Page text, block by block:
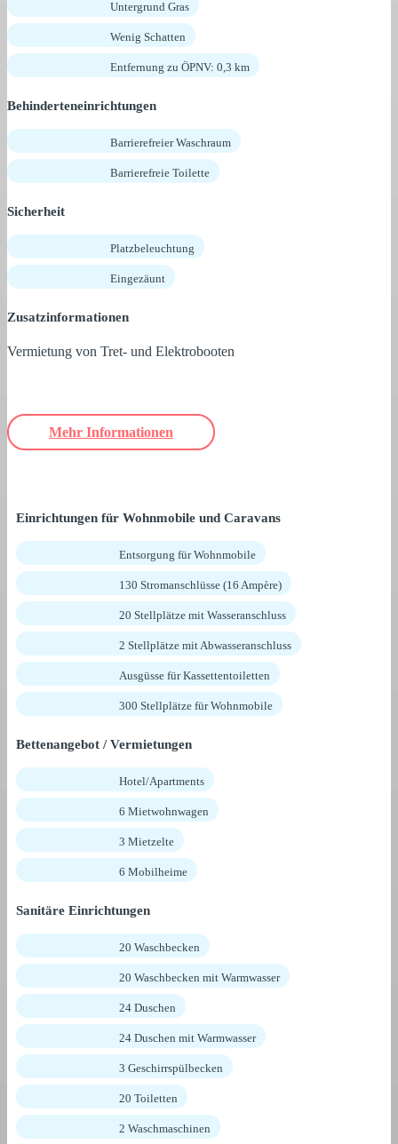
Untergrund Gras
Wenig Schatten
Entfernung zu ÖPNV: 0,3 km
Behinderteneinrichtungen
Barrierefreier Waschraum
Barrierefreie Toilette
Sicherheit
Platzbeleuchtung
Eingezäunt
Zusatzinformationen
Vermietung von Tret- und Elektrobooten
Mehr Informationen
Einrichtungen für Wohnmobile und Caravans
Entsorgung für Wohnmobile
130 Stromanschlüsse (16 Ampère)
20 Stellplätze mit Wasseranschluss
2 Stellplätze mit Abwasseranschluss
Ausgüsse für Kassettentoiletten
300 Stellplätze für Wohnmobile
Bettenangebot / Vermietungen
Hotel/Apartments
6 Mietwohnwagen
3 Mietzelte
6 Mobilheime
Sanitäre Einrichtungen
20 Waschbecken
20 Waschbecken mit Warmwasser
24 Duschen
24 Duschen mit Warmwasser
3 Geschirrspülbecken
20 Toiletten
2 Waschmaschinen